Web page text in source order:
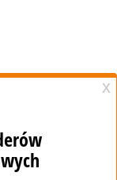
dobrze
trzeba